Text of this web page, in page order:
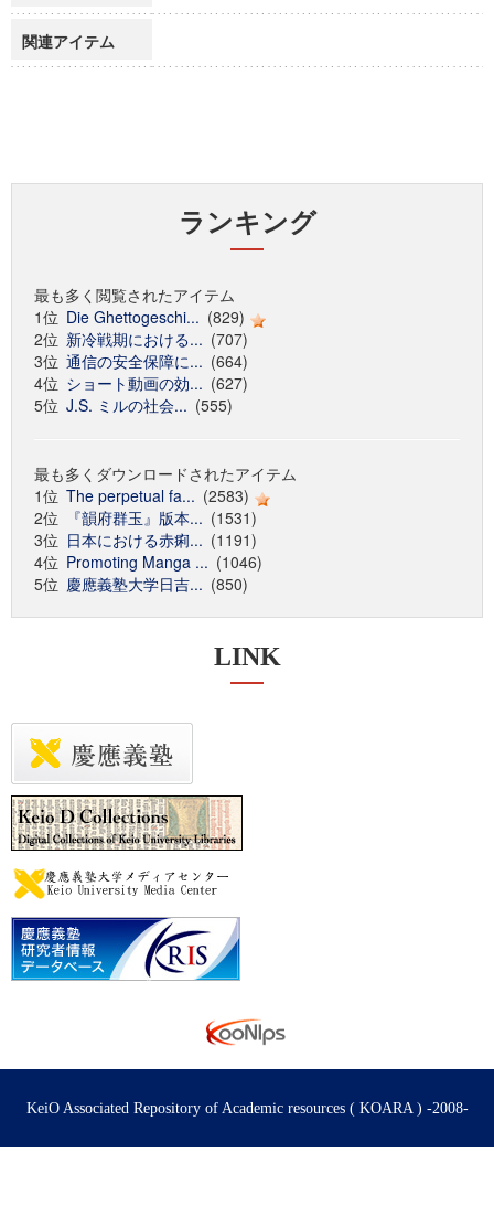
関連アイテム
ランキング
最も多く閲覧されたアイテム
1位 Die Ghettogeschi... (829)
2位 新冷戦期における... (707)
3位 通信の安全保障に... (664)
4位 ショート動画の効... (627)
5位 J.S. ミルの社会... (555)
最も多くダウンロードされたアイテム
1位 The perpetual fa... (2583)
2位
『韻府群玉』版本... (1531)
3位 日本における赤痢... (1191)
4位 Promoting Manga ... (1046)
5位 慶應義塾大学日吉... (850)
LINK
KeiO Associated Repository of Academic resources ( KOARA ) -2008-